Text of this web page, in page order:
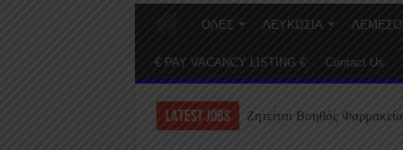
ΟΛΕΣ ΛΕΥΚΩΣΙΑ
€ PAY VACANCY LISTING € Contact Us
LATEST JOBS Ζητείται Βοηθός